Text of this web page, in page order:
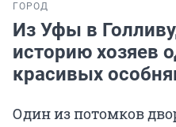
ГОРОД
Из Уфы в
историю хозяев
красивых
Один из потомков